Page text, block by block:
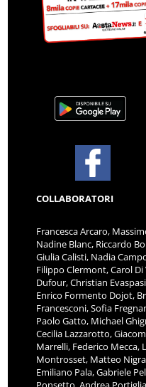
COLLABORATORI
Francesca Arcaro,
Nadine Blanc, Riccardo
Giulia Calisti, Nadia
Filippo Clermont, Carol
Dufour, Christian
Enrico Formento Dojot,
Francesconi, Sofia
Paolo Gatto, Michael
Cecilia Lazzarotto,
Marrelli, Federico Mecca,
Montrosset, Matteo
Emiliano Pala, Gabriele